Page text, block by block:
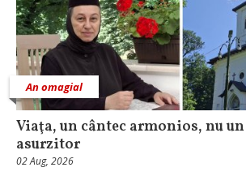
An omagial
Viaţa, un cântec armonios, nu
asurzitor
02 Aug, 2026